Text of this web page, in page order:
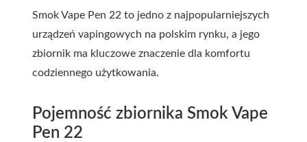
Smok Vape Pen 22 to jedno z najpopularniejszych
urządzeń vapingowych na polskim rynku, a jego
zbiornik ma kluczowe znaczenie dla komfortu
codziennego użytkowania.
Pojemność zbiornika Smok Vape
Pen 22